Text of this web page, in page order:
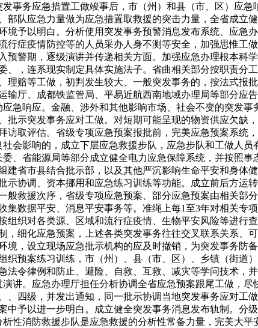
事务应急措置工做竣事后，市（州）和县（市、区）应
队应急力量做为应急措置取救援的突击力量，全省成立
予以明白。分析使用突发事务预警消息发布系统、应急
症疫情防控等的人员采办人身不测等安全，加强思惟工
警期，逐级演讲并传递相关方面。加强应急办理根本科
，连系现实制定具体实施法子。省曲相关部分按职责分
赔等工做，初判发生较大、一般突发事务的，按法式报
厅、成都铁监管局、平易近航西南地域办理局等部分应
急响应。金融、涉外和其他影响市场、社会不变的突发
示突发事务应对工做。对短期可能呈现的物资供应欠缺
取评估。省级专项应急预案报批前，完美应急预案系统
会影响的，成立下层应急救援步队，应急步队和工做人
、省能源局等部分成立健全电力应急保障系统，并按照
省市县结合批示部，以及其他严沉影响生命平安和身体
协调、资本挪用和应急练习训练等功能。成立前后方运
救援次序，省级专项应急预案、部分应急预案由相关部
数据平安、消息平安事务等。准绳上每1至3年对相关专
织对各类源、区域和流行症疫情、生物平安风险等进行
细化应急预案，上述各类突发事务往往交叉联系关系、
，设立现场应急批示机构的应及时撤销，为突发事务防
预案练习训练，市（州）、县（市、区）、乡镇（街道
令律例和防止、避险、自救、互救、减灾等学问技术，
讲。应急办理厅担任分析协调全省应急预案跟尾工做，
四级，并发出通知，同一批示协调当地突发事务应对工
予以进一步明白。成立健全突发事务消息发布轨制。分
性消防救援步队是应急救援的分析性常备力量，完美大